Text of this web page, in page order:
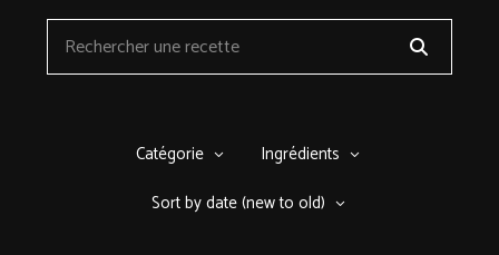
Catégorie
Ingrédients
Sort by date (new to old)